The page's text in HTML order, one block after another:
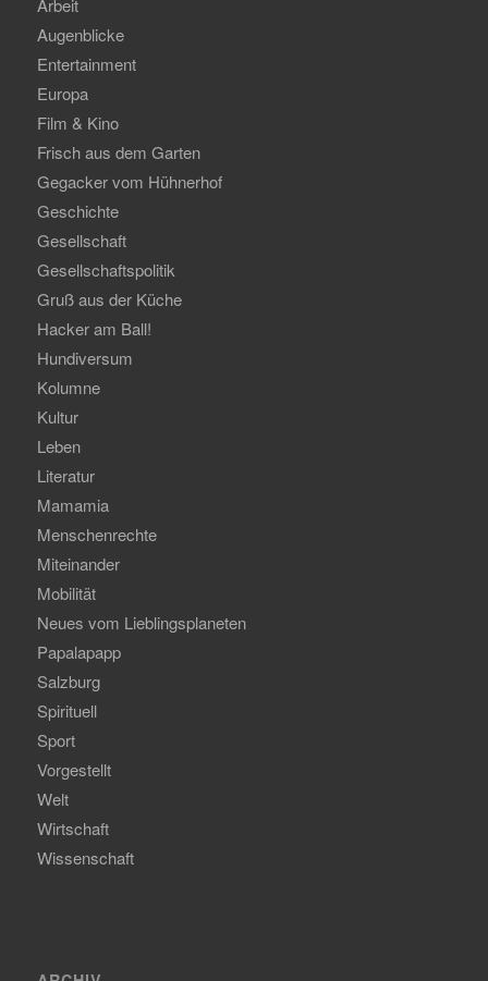
Augenblicke
Entertainment
Europa
Film & Kino
Frisch aus dem Garten
Gegacker vom Hühnerhof
Geschichte
Gesellschaft
Gesellschaftspolitik
Gruß aus der Küche
Hacker am Ball!
Hundiversum
Kolumne
Kultur
Leben
Literatur
Mamamia
Menschenrechte
Miteinander
Mobilität
Neues vom Lieblingsplaneten
Papalapapp
Salzburg
Spirituell
Sport
Vorgestellt
Welt
Wirtschaft
Wissenschaft